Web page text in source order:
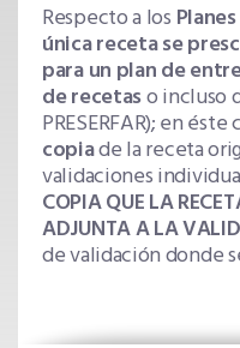
Respecto a los
única receta se
para un plan de
de recetaso incluso
PRESERFAR); en éste
copiade la receta
validaciones
COPIA QUE LA
ADJUNTA A LA
de validación donde